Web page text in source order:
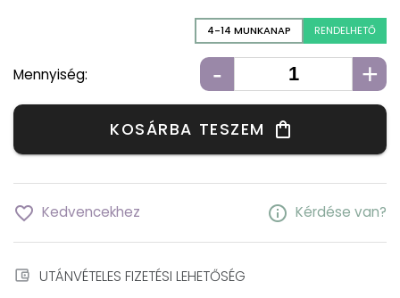
4-14 MUNKANAP RENDELHETŐ
Mennyiség: - +
KOSÁRBA TESZEM shopping_bag
favorite_border Kedvencekhez info Kérdése van?
account_balance_wallet UTÁNVÉTELES FIZETÉSI LEHETŐSÉG